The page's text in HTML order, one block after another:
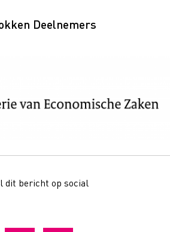
Deelnemers
dit bericht op social